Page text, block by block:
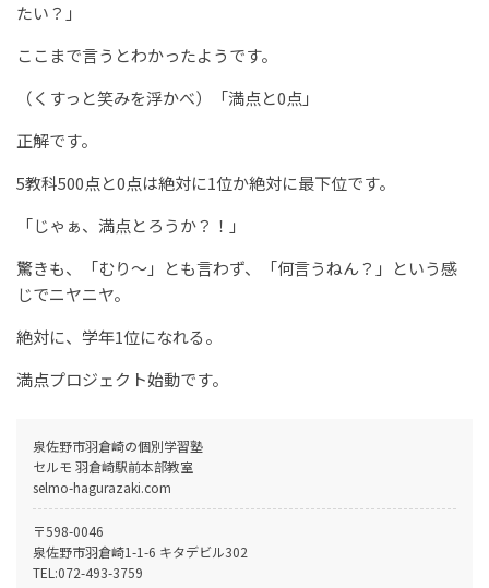
たい？」
ここまで言うとわかったようです。
（くすっと笑みを浮かべ）「満点と0点」
正解です。
5教科500点と0点は絶対に1位か絶対に最下位です。
「じゃぁ、満点とろうか？！」
驚きも、「むり～」とも言わず、「何言うねん？」という感
じでニヤニヤ。
絶対に、学年1位になれる。
満点プロジェクト始動です。
泉佐野市羽倉崎の個別学習塾
セルモ 羽倉崎駅前本部教室
selmo-hagurazaki.com
〒598-0046
泉佐野市羽倉崎1-1-6 キタデビル302
TEL:072-493-3759